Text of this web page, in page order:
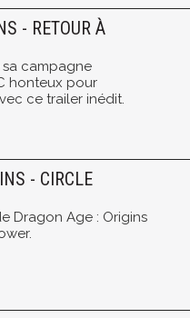
- RETOUR À
campagne
honteux pour
ce trailer inédit.
- CIRCLE
Dragon Age : Origins